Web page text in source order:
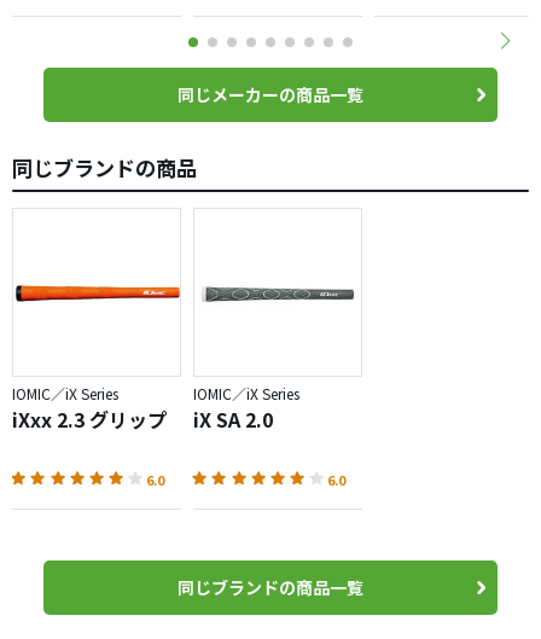
同じメーカーの商品一覧
同じブランドの商品
IOMIC／iX Series
iXxx 2.3 グリップ
6.0
IOMIC／iX Series
iX SA 2.0
6.0
同じブランドの商品一覧